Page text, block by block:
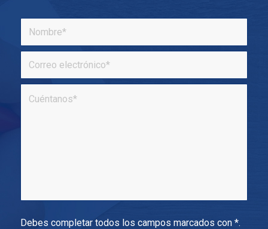
Debes completar todos los campos marcados con *.